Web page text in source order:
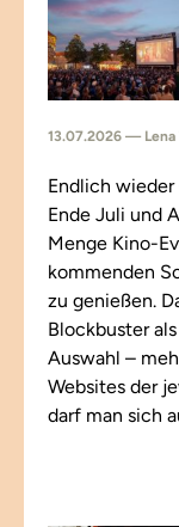
13.07.2026 — Lena
Endlich
Ende Juli und
Menge Kino-
kommenden
zu genießen.
Blockbuster
Auswahl –
Websites der
darf man sich